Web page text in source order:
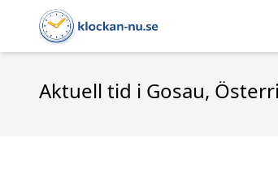
Aktuell tid i Gosau,